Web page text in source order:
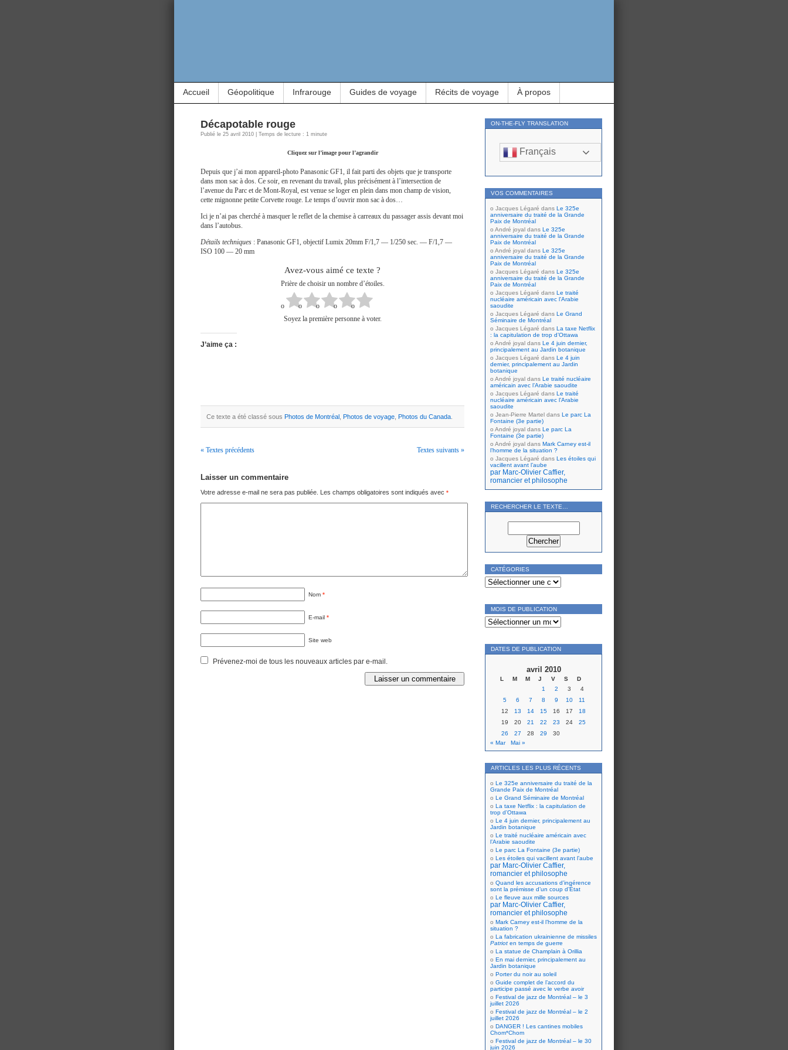
Accueil Géopolitique Infrarouge Guides de voyage Récits de voyage À propos
Décapotable rouge
Publié le 25 avril 2010 | Temps de lecture : 1 minute
Cliquez sur l’image pour l’agrandir
Depuis que j’ai mon appareil-photo Panasonic GF1, il fait parti des objets que je transporte
dans mon sac à dos. Ce soir, en revenant du travail, plus précisément à l’intersection de
l’avenue du Parc et de Mont-Royal, est venue se loger en plein dans mon champ de vision,
cette mignonne petite Corvette rouge. Le temps d’ouvrir mon sac à dos…
Ici je n’ai pas cherché à masquer le reflet de la chemise à carreaux du passager assis devant moi
dans l’autobus.
Détails techniques : Panasonic GF1, objectif Lumix 20mm F/1,7 — 1/250 sec. — F/1,7 —
ISO 100 — 20 mm
Avez-vous aimé ce texte ?
Prière de choisir un nombre d’étoiles.
Soyez la première personne à voter.
J’aime ça :
Ce texte a été classé sous Photos de Montréal , Photos de voyage, Photos du Canada.
« Textes précédents Textes suivants »
Laisser un commentaire
Votre adresse e-mail ne sera pas publiée. Les champs obligatoires sont indiqués avec *
Nom *
E-mail *
Site web
Prévenez-moi de tous les nouveaux articles par e-mail.
ON-THE-FLY TRANSLATION
Français
VOS COMMENTAIRES
Jacques Légaré dans Le 325e
anniversaire du traité de la Grande
Paix de Montréal
André joyal dans Le 325e
anniversaire du traité de la Grande
Paix de Montréal
André joyal dans Le 325e
anniversaire du traité de la Grande
Paix de Montréal
Jacques Légaré dans Le 325e
anniversaire du traité de la Grande
Paix de Montréal
Jacques Légaré dans Le traité
nucléaire américain avec l’Arabie
saoudite
Jacques Légaré dans Le Grand
Séminaire de Montréal
Jacques Légaré dans La taxe Netflix
: la capitulation de trop d’Ottawa
André joyal dans Le 4 juin dernier,
principalement au Jardin botanique
Jacques Légaré dans Le 4 juin
dernier, principalement au Jardin
botanique
André joyal dans Le traité nucléaire
américain avec l’Arabie saoudite
Jacques Légaré dans Le traité
nucléaire américain avec l’Arabie
saoudite
Jean-Pierre Martel dans Le parc La
Fontaine (3e partie)
André joyal dans Le parc La
Fontaine (3e partie)
André joyal dans Mark Carney est-il
l’homme de la situation ?
Jacques Légaré dans Les étoiles qui
vacillent avant l’aube
par Marc-Olivier Caffier,
romancier et philosophe
RECHERCHER LE TEXTE…
CATÉGORIES
Catégories
MOIS DE PUBLICATION
Mois
de
publication
DATES DE PUBLICATION
avril 2010
L M M J V S
D
1
2 3
4
5
6 7 8 9 10
11
12
13 14 15 16 17
18
19
20 21 22 23 24
25
26
27 28 29
30
« Mar
Mai »
ARTICLES LES PLUS RÉCENTS
Le 325e anniversaire du traité de la
Grande Paix de Montréal
Le Grand Séminaire de Montréal
La taxe Netflix : la capitulation de
trop d’Ottawa
Le 4 juin dernier, principalement au
Jardin botanique
Le traité nucléaire américain avec
l’Arabie saoudite
Le parc La Fontaine (3e partie)
Les étoiles qui vacillent avant l’aube
par Marc-Olivier Caffier,
romancier et philosophe
Quand les accusations d’ingérence
sont la prémisse d’un coup d’État
Le fleuve aux mille sources
par Marc-Olivier Caffier,
romancier et philosophe
Mark Carney est-il l’homme de la
situation ?
La fabrication ukrainienne de missiles
Patriot en temps de guerre
La statue de Champlain à Orillia
En mai dernier, principalement au
Jardin botanique
Porter du noir au soleil
Guide complet de l’accord du
participe passé avec le verbe avoir
Festival de jazz de Montréal – le 3
juillet 2026
Festival de jazz de Montréal – le 2
juillet 2026
DANGER ! Les cantines mobiles
Chom*Chom
Festival de jazz de Montréal – le 30
juin 2026